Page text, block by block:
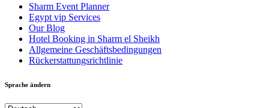
Sharm Event Planner
Egypt vip Services
Our Blog
Hotel Booking in Sharm el Sheikh
Allgemeine Geschäftsbedingungen
Rückerstattungsrichtlinie
Sprache ändern